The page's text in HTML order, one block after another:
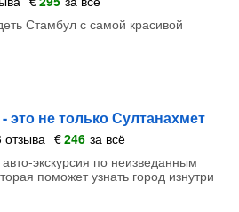
Стамбул с самой красивой
это не только Султанахмет
отзыва €246 за всё
экскурсия по неизведанным
поможет узнать город изнутри